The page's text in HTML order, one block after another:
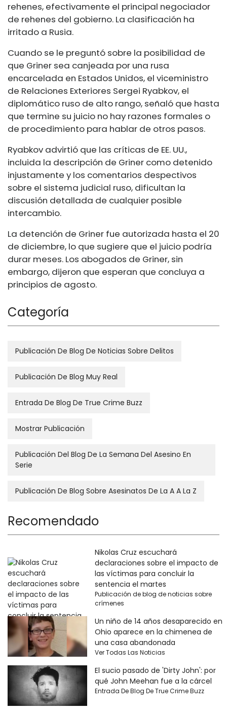
rehenes, efectivamente el principal negociador
de rehenes del gobierno. La clasificación ha
irritado a Rusia.
Cuando se le preguntó sobre la posibilidad de
que Griner sea canjeada por una rusa
encarcelada en Estados Unidos, el viceministro
de Relaciones Exteriores Sergei Ryabkov, el
diplomático ruso de alto rango, señaló que hasta
que termine su juicio no hay razones formales o
de procedimiento para hablar de otros pasos.
Ryabkov advirtió que las críticas de EE. UU.,
incluida la descripción de Griner como detenido
injustamente y los comentarios despectivos
sobre el sistema judicial ruso, dificultan la
discusión detallada de cualquier posible
intercambio.
La detención de Griner fue autorizada hasta el 20
de diciembre, lo que sugiere que el juicio podría
durar meses. Los abogados de Griner, sin
embargo, dijeron que esperan que concluya a
principios de agosto.
Categoría
Publicación De Blog De Noticias Sobre Delitos
Publicación De Blog Muy Real
Entrada De Blog De True Crime Buzz
Mostrar Publicación
Publicación Del Blog De La Semana Del Asesino En
Serie
Publicación De Blog Sobre Asesinatos De La A A La Z
Recomendado
Nikolas Cruz escuchará
declaraciones sobre el impacto de
las víctimas para concluir la
sentencia el martes
Publicación de blog de noticias sobre
crímenes
Un niño de 14 años desaparecido en
Ohio aparece en la chimenea de
una casa abandonada
Ver Todas Las Noticias
El sucio pasado de 'Dirty John': por
qué John Meehan fue a la cárcel
Entrada De Blog De True Crime Buzz